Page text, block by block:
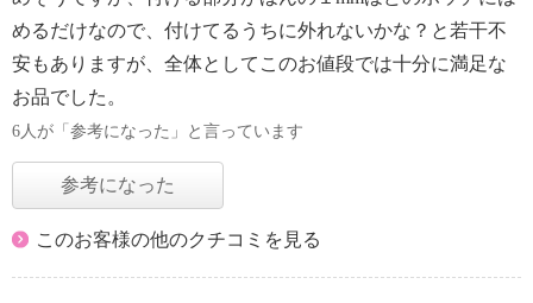
めるだけなので、付けてるうちに外れないかな？と若干不
安もありますが、全体としてこのお値段では十分に満足な
お品でした。
6人が「参考になった」と言っています
参考になった
このお客様の他のクチコミを見る